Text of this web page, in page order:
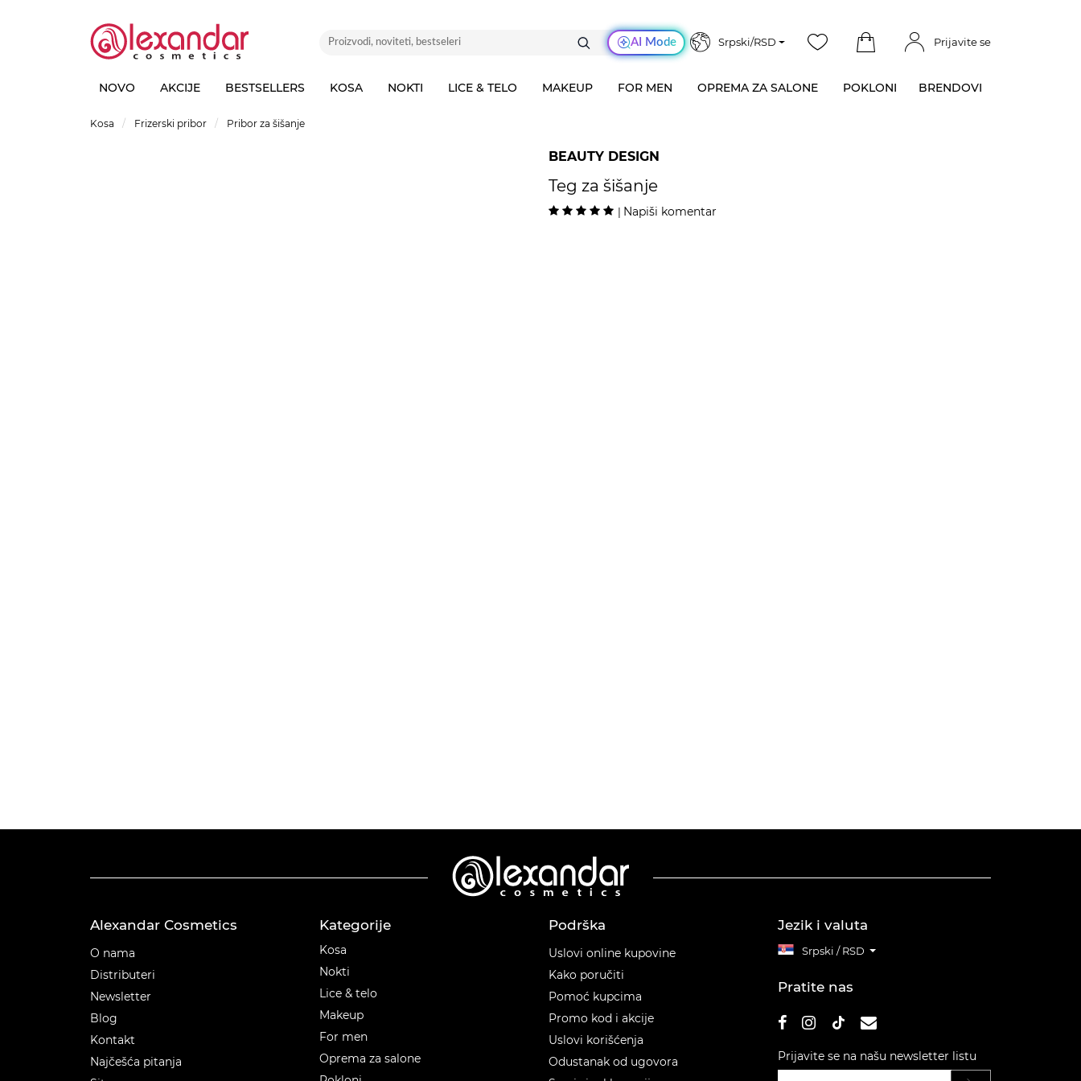
AI Mode Srpski/RSD Prijavite se
NOVO AKCIJE BESTSELLERS KOSA NOKTI LICE & TELO MAKEUP FOR MEN OPREMA ZA SALONE POKLONI BRENDOVI
Kosa Frizerski pribor Pribor za šišanje
BEAUTY DESIGN
Teg za šišanje
| Napiši komentar
Alexandar Cosmetics
O nama
Distributeri
Newsletter
Blog
Kontakt
Najčešća pitanja
Kategorije
Kosa
Nokti
Lice & telo
Makeup
For men
Oprema za salone
Podrška
Uslovi online kupovine
Kako poručiti
Pomoć kupcima
Promo kod i akcije
Uslovi korišćenja
Odustanak od ugovora
Jezik i valuta
Srpski / RSD
Pratite nas
Prijavite se na našu newsletter listu